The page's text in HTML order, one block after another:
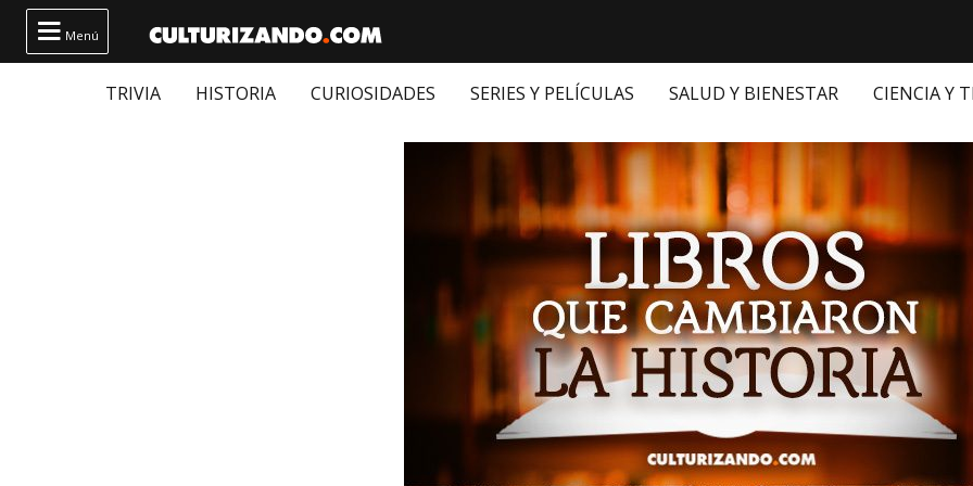
 Menú
TRIVIA HISTORIA CURIOSIDADES SERIES Y PELÍCULAS SALUD Y BIENESTAR CIENCIA Y